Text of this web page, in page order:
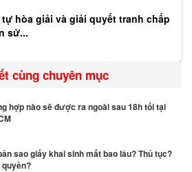
hòa giải và giải quyết tranh chấp
sử...
cùng chuyên mục
hợp nào sẽ được ra ngoài sau 18h tối tại
sao giấy khai sinh mất bao lâu? Thủ tục?
quyền?